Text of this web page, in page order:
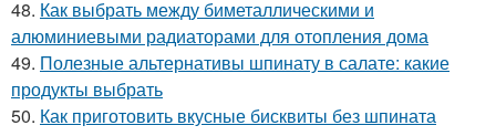
48. Как выбрать между биметаллическими и
алюминиевыми радиаторами для отопления дома
49. Полезные альтернативы шпинату в салате: какие
продукты выбрать
50. Как приготовить вкусные бисквиты без шпината